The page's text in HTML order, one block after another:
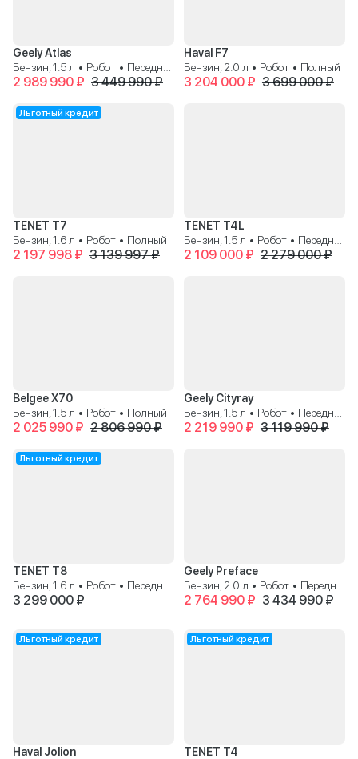
Geely Atlas
2 989 990 ₽ 3 449 990 ₽
Haval F7
Бензин, 2.0 л • Робот • Полный
3 204 000 ₽ 3 699 000 ₽
Льготный кредит
TENET T7
Бензин, 1.6 л • Робот • Полный
2 197 998 ₽ 3 139 997 ₽
TENET T4L
2 109 000 ₽ 2 279 000 ₽
Belgee X70
Бензин, 1.5 л • Робот • Полный
2 025 990 ₽ 2 806 990 ₽
Geely Cityray
2 219 990 ₽ 3 119 990 ₽
Льготный кредит
TENET T8
3 299 000 ₽
Geely Preface
2 764 990 ₽ 3 434 990 ₽
Льготный кредит
Haval Jolion
Льготный кредит
TENET T4